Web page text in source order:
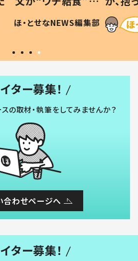
理由とは #令和の親
ほ・とせなNEWS編集部 「涙が
い」
ター募集！
の取材・執筆をしてみませんか？
合わせページへ
ター募集！